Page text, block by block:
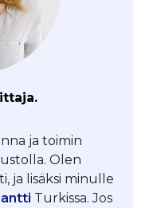
ja toimin
Olen
ja lisäksi minulle
Turkissa. Jos